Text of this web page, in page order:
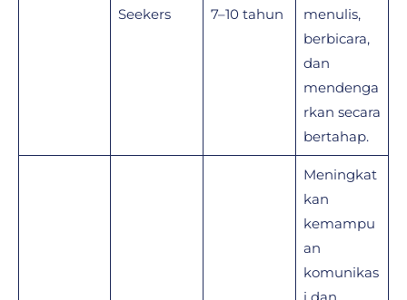
Seekers 7–10 tahun
menulis,
berbicara,
dan
mendenga
rkan secara
bertahap.
Meningkat
kan
kemampu
an
komunikas